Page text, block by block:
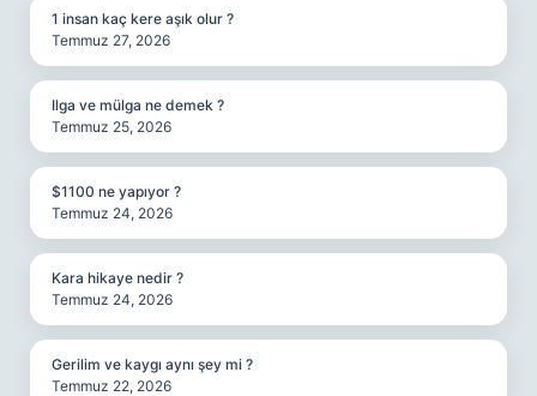
1 insan kaç kere aşık olur ?
Temmuz 27, 2026
Ilga ve mülga ne demek ?
Temmuz 25, 2026
$1100 ne yapıyor ?
Temmuz 24, 2026
Kara hikaye nedir ?
Temmuz 24, 2026
Gerilim ve kaygı aynı şey mi ?
Temmuz 22, 2026